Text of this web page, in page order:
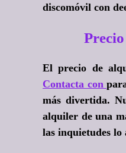
discomóvil con
El precio de
Contacta con
más divertida.
alquiler de una
las inquietudes lo